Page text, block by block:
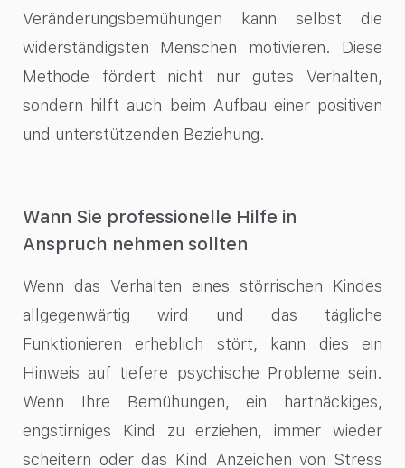
Veränderungsbemühungen kann selbst die
widerständigsten Menschen motivieren. Diese
Methode fördert nicht nur gutes Verhalten,
sondern hilft auch beim Aufbau einer positiven
und unterstützenden Beziehung.
Wann Sie professionelle Hilfe in
Anspruch nehmen sollten
Wenn das Verhalten eines störrischen Kindes
allgegenwärtig wird und das tägliche
Funktionieren erheblich stört, kann dies ein
Hinweis auf tiefere psychische Probleme sein.
Wenn Ihre Bemühungen, ein hartnäckiges,
engstirniges Kind zu erziehen, immer wieder
scheitern oder das Kind Anzeichen von Stress